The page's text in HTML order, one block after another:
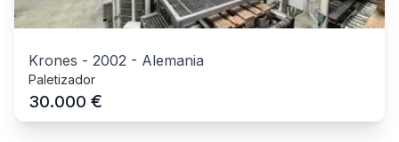
Krones - 2002 - Alemania
Paletizador
30.000 €